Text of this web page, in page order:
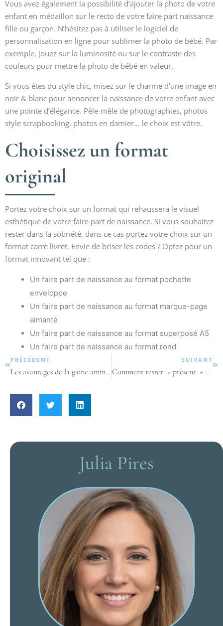
Vous avez également la possibilité d’ajouter la photo de votre
enfant en médaillon sur le recto de votre faire part naissance
fille ou garçon. N’hésitez pas à utiliser le logiciel de
personnalisation en ligne pour sublimer la photo de bébé. Par
exemple, jouez sur la luminosité ou sur le contraste des
couleurs pour mettre la photo de bébé en valeur.
Si vous êtes du style chic, misez sur le charme d’une image en
noir & blanc pour annoncer la naissance de votre enfant avec
une pointe d’élégance. Pêle-mêle de photographies, photos
style scrapbooking, photos en damier… le choix est vôtre.
Choisissez un format
original
Portez votre choix sur un format qui rehaussera le visuel
esthétique de votre faire part de naissance. Si vous souhaitez
rester dans la sobriété, dans ce cas portez votre choix sur un
format carré livret. Envie de briser les codes ? Optez pour un
format innovant tel que :
Un faire part de naissance au format pochette
enveloppe
Un faire part de naissance au format marque-page
aimanté
Un faire part de naissance au format superposé A5
Un faire part de naissance au format rond
PRÉCÉDENT
Les avantages de la gaine amincissante
SUIVANT
Comment rester » présent » quand je ne suis pas là où je veux être ?
Julia Pires